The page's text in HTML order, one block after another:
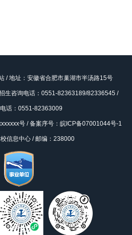
/ 地址：安徽省合肥市巢湖市半汤路15号
生咨询电话：0551-82363189/82336545 /
话：0551-82363009
号/备案序号：皖ICP备07001044号-1
信息中心 / 邮编：238000